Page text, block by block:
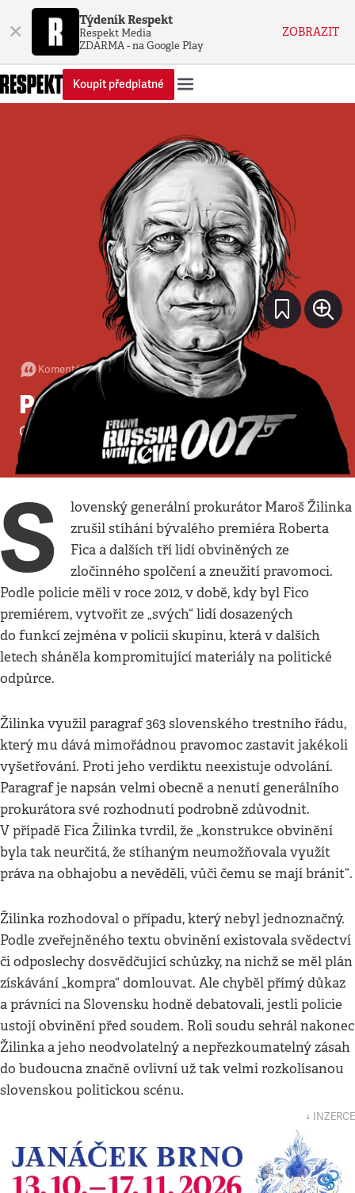
× Týdeník Respekt
Respekt Media
ZDARMA - na Google Play
ZOBRAZIT
Koupit předplatné
Komentář•4. 12. 2022•4 minuty
Paragraf na míru
Očista Roberta Fica
Jaroslav Spurný
S
lovenský generální prokurátor Maroš Žilinka
zrušil stíhání bývalého premiéra Roberta
Fica a dalších tří lidí obviněných ze
zločinného spolčení a zneužití pravomoci.
Podle policie měli v roce 2012, v době, kdy byl Fico
premiérem, vytvořit ze „svých“ lidí dosazených
do funkcí zejména v policii skupinu, která v dalších
letech sháněla kompromitující materiály na politické
odpůrce.
Žilinka využil paragraf 363 slovenského trestního řádu,
který mu dává mimořádnou pravomoc zastavit jakékoli
vyšetřování. Proti jeho verdiktu neexistuje odvolání.
Paragraf je napsán velmi obecně a nenutí generálního
prokurátora své rozhodnutí podrobně zdůvodnit.
V případě Fica Žilinka tvrdil, že „konstrukce obvinění
byla tak neurčitá, že stíhaným neumožňovala využít
práva na obhajobu a nevěděli, vůči čemu se mají bránit“.
Žilinka rozhodoval o případu, který nebyl jednoznačný.
Podle zveřejněného textu obvinění existovala svědectví
či odposlechy dosvědčující schůzky, na nichž se měl plán
získávání „kompra“ domlouvat. Ale chyběl přímý důkaz
a právníci na Slovensku hodně debatovali, jestli policie
ustojí obvinění před soudem. Roli soudu sehrál nakonec
Žilinka a jeho neodvolatelný a nepřezkoumatelný zásah
do budoucna značně ovlivní už tak velmi rozkolísanou
slovenskou politickou scénu.
↓ INZERCE